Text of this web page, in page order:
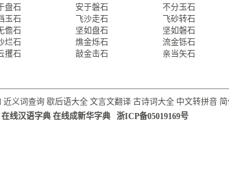
盘石 安于磐石
不分玉石
玉石 飞沙走石
飞砂转石
儋石 坚如盘石
坚如磐石
烂石 燋金烁石
流金铄石
攫石 敲金击石
亲当矢石
近义词查询 歇后语大全 文言文翻译 古诗词大全 中文转拼音
线汉语字典 在线成新华字典 浙ICP备05019169号